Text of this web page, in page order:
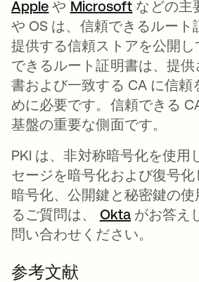
Apple 新しいタブで開く
や Microsoft 新しいタ
などの主
や OS は、信頼できるルート
提供する信頼ストアを公開
できるルート証明書は、提
書および一致する CA に信頼
めに必要です。信頼できる
基盤の重要な側面です。
PKI は、非対称暗号化を使用
セージを暗号化および復号
暗号化、公開鍵と秘密鍵の
るご質問は、 Oktaがお答え
問い合わせください。
参考文献